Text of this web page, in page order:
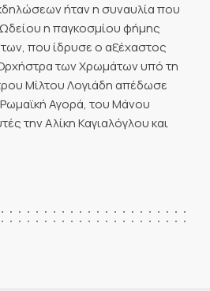
ήταν η συναυλία που
η παγκοσμίου φήμης
που ίδρυσε ο αξέχαστος
των Χρωμάτων υπό τη
Μίλτου Λογιάδη απέδωσε
Αγορά, του Μάνου
την Αλίκη Καγιαλόγλου και